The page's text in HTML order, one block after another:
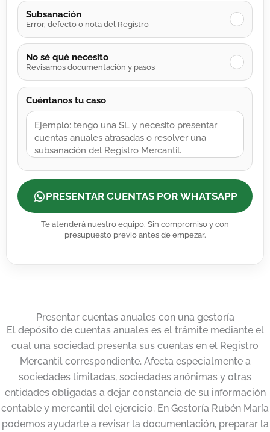
Subsanación
Error, defecto o nota del Registro
No sé qué necesito
Revisamos documentación y pasos
Cuéntanos tu caso
PRESENTAR CUENTAS POR WHATSAPP
Te atenderá nuestro equipo. Sin compromiso y con
presupuesto previo antes de empezar.
Presentar cuentas anuales con una gestoría
El depósito de cuentas anuales es el trámite mediante el
cual una sociedad presenta sus cuentas en el Registro
Mercantil correspondiente. Afecta especialmente a
sociedades limitadas, sociedades anónimas y otras
entidades obligadas a dejar constancia de su información
contable y mercantil del ejercicio. En Gestoría Rubén María
podemos ayudarte a revisar la documentación, preparar la